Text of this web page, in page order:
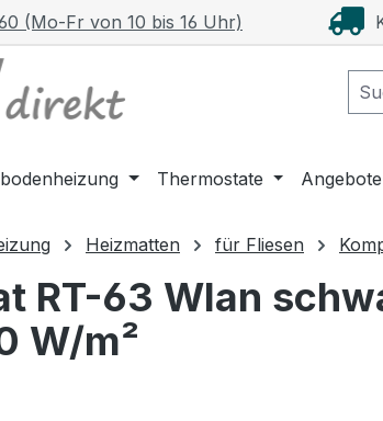
(Mo-Fr von 10 bis 16 Uhr)
Thermostate Angebote
Heizmatten für Fliesen
RT-63 Wlan
W/m²